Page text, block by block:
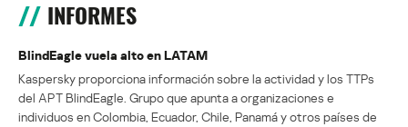
INFORMES
BlindEagle vuela alto en LATAM
Kaspersky proporciona información sobre la actividad y los TTPs
del APT BlindEagle. Grupo que apunta a organizaciones e
individuos en Colombia, Ecuador, Chile, Panamá y otros países de